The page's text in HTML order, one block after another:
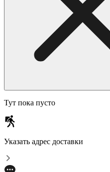
Тут пока пусто
Указать адрес доставки